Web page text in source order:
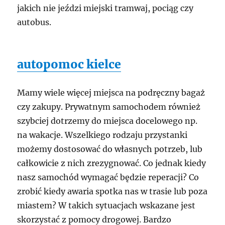
jakich nie jeździ miejski tramwaj, pociąg czy
autobus.
autopomoc kielce
Mamy wiele więcej miejsca na podręczny bagaż
czy zakupy. Prywatnym samochodem również
szybciej dotrzemy do miejsca docelowego np.
na wakacje. Wszelkiego rodzaju przystanki
możemy dostosować do własnych potrzeb, lub
całkowicie z nich zrezygnować. Co jednak kiedy
nasz samochód wymagać będzie reperacji? Co
zrobić kiedy awaria spotka nas w trasie lub poza
miastem? W takich sytuacjach wskazane jest
skorzystać z pomocy drogowej. Bardzo